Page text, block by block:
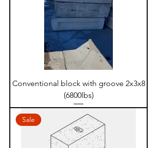
Conventional block with groove 2x3x8
(6800lbs)
Sale